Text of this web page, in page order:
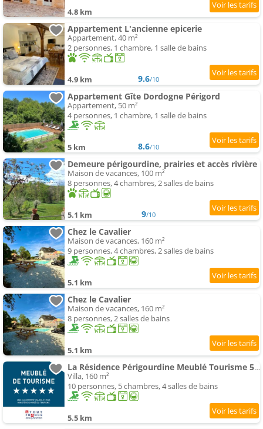
4.8 km
Appartement L'ancienne epicerie
Appartement, 40 m²
2 personnes, 1 chambre, 1 salle de bains
4.9 km 9.6/10
Appartement Gîte Dordogne Périgord
Appartement, 50 m²
4 personnes, 1 chambre, 1 salle de bains
5 km 8.6/10
Demeure périgourdine, prairies et accès rivière
Maison de vacances, 100 m²
8 personnes, 4 chambres, 2 salles de bains
5.1 km 9/10
Chez le Cavalier
Maison de vacances, 160 m²
9 personnes, 4 chambres, 2 salles de bains
5.1 km
Chez le Cavalier
Maison de vacances, 160 m²
8 personnes, 2 salles de bains
5.1 km
La Résidence Périgourdine Meublé Tourisme 5 étoiles Luxe
Villa, 160 m²
10 personnes, 5 chambres, 4 salles de bains
5.5 km